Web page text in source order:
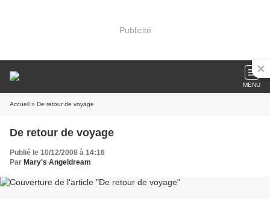
Publicité
MENU
Accueil » De retour de voyage
De retour de voyage
Publié le 10/12/2008 à 14:16
Par Mary's Angeldream